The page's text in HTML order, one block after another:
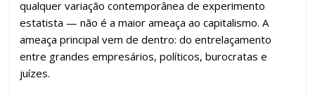
qualquer variação contemporânea de experimento
estatista — não é a maior ameaça ao capitalismo. A
ameaça principal vem de dentro: do entrelaçamento
entre grandes empresários, políticos, burocratas e
juízes.